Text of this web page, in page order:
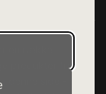
en række
produkter fra
denne side - vi